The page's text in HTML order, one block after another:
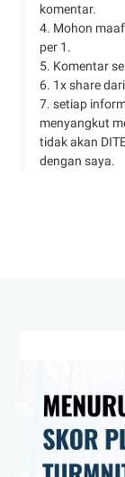
komentar.
4. Mohon
per 1.
5. Komentar
6. 1x share
7. setiap
menyangkut
tidak akan
dengan saya.